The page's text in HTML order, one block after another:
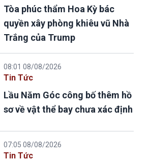
Tòa phúc thẩm Hoa Kỳ bác
quyền xây phòng khiêu vũ Nhà
Trắng của Trump
08:01 08/08/2026
Tin Tức
Lầu Năm Góc công bố thêm hồ
sơ về vật thể bay chưa xác định
07:05 08/08/2026
Tin Tức